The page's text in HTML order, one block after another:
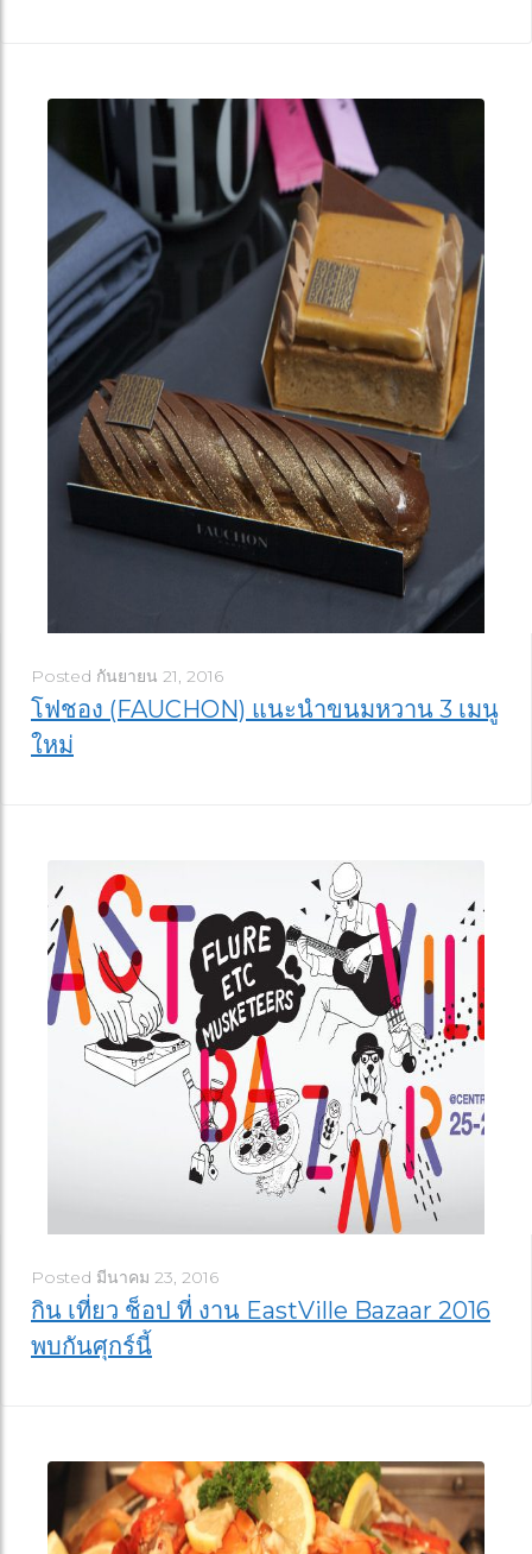
Posted กันยายน 21, 2016
โฟชอง (FAUCHON) แนะนำขนมหวาน 3 เมนู
ใหม่
Posted มีนาคม 23, 2016
กิน เที่ยว ช็อป ที่ งาน EastVille Bazaar 2016
พบกันศุกร์นี้